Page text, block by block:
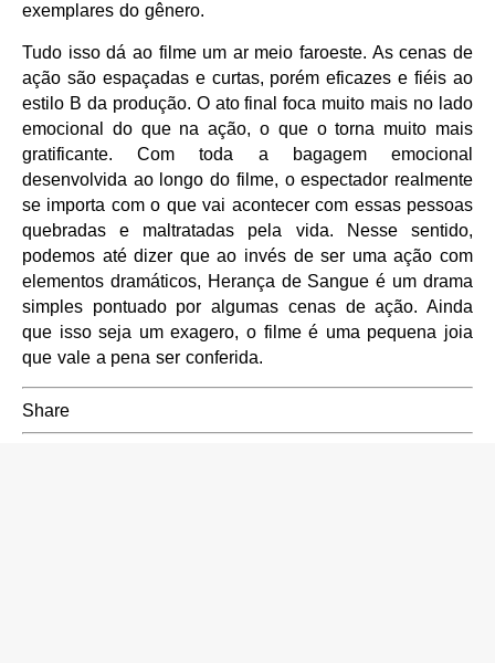
exemplares do gênero.
Tudo isso dá ao filme um ar meio faroeste. As cenas de
ação são espaçadas e curtas, porém eficazes e fiéis ao
estilo B da produção. O ato final foca muito mais no lado
emocional do que na ação, o que o torna muito mais
gratificante. Com toda a bagagem emocional
desenvolvida ao longo do filme, o espectador realmente
se importa com o que vai acontecer com essas pessoas
quebradas e maltratadas pela vida. Nesse sentido,
podemos até dizer que ao invés de ser uma ação com
elementos dramáticos, Herança de Sangue é um drama
simples pontuado por algumas cenas de ação. Ainda
que isso seja um exagero, o filme é uma pequena joia
que vale a pena ser conferida.
Share